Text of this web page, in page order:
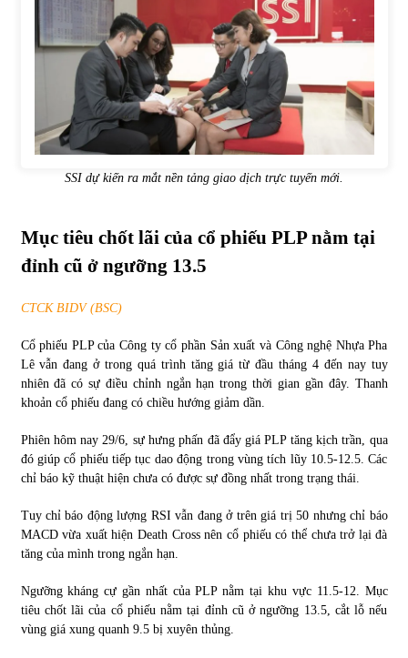
Bất ổn từ các cuộc đấu giá đất ở Thanh Hoá
31/05/2022
Tiền gửi vào ngân hàng tiếp tục tăng mạnh
31/05/2022
Vietcombank và Eximbank
31/05/2022
vốn hóa
09/11/2021
13/10/2021
13/10/2021
SSI dự kiến ra mắt nền tảng giao dịch trực tuyến mới.
Mục tiêu chốt lãi của cổ phiếu PLP nằm tại
đỉnh cũ ở ngưỡng 13.5
CTCK BIDV (BSC)
Cổ phiếu PLP của Công ty cổ phần Sản xuất và Công nghệ Nhựa Pha
Lê vẫn đang ở trong quá trình tăng giá từ đầu tháng 4 đến nay tuy
nhiên đã có sự điều chỉnh ngắn hạn trong thời gian gần đây. Thanh
khoản cổ phiếu đang có chiều hướng giảm dần.
Phiên hôm nay 29/6, sự hưng phấn đã đẩy giá PLP tăng kịch trần, qua
đó giúp cổ phiếu tiếp tục dao động trong vùng tích lũy 10.5-12.5. Các
chỉ báo kỹ thuật hiện chưa có được sự đồng nhất trong trạng thái.
Tuy chỉ báo động lượng RSI vẫn đang ở trên giá trị 50 nhưng chỉ báo
MACD vừa xuất hiện Death Cross nên cổ phiếu có thể chưa trở lại đà
tăng của mình trong ngắn hạn.
Ngưỡng kháng cự gần nhất của PLP nằm tại khu vực 11.5-12. Mục
tiêu chốt lãi của cổ phiếu nằm tại đỉnh cũ ở ngưỡng 13.5, cắt lỗ nếu
vùng giá xung quanh 9.5 bị xuyên thủng.